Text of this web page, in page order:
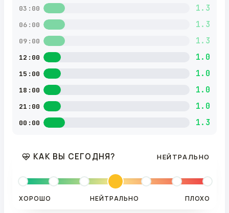
03:00 1.3
06:00 1.3
09:00 1.3
12:00 1.0
15:00 1.0
18:00 1.0
21:00 1.0
00:00 1.3
КАК ВЫ СЕГОДНЯ? НЕЙТРАЛЬНО
ХОРОШО НЕЙТРАЛЬНО ПЛОХО